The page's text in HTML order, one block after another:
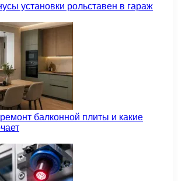
установки рольставен в гараж
балконной плиты и какие